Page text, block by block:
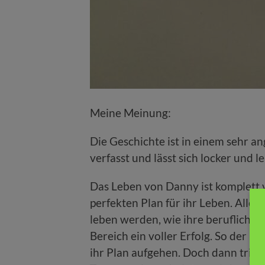
Meine Meinung:
Die Geschichte ist in einem sehr
verfasst und lässt sich locker und
Das Leben von Danny ist
perfekten Plan für ihr Leben. Alles
leben werden, wie ihre berufliche
Bereich ein voller Erfolg. So der
ihr Plan aufgehen. Doch dann tritt